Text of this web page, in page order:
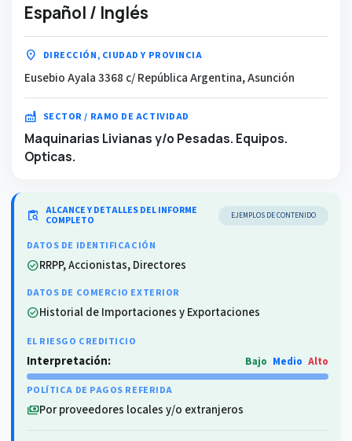
Español / Inglés
location_on DIRECCIÓN, CIUDAD Y PROVINCIA
Eusebio Ayala 3368 c/ República Argentina, Asunción
factory SECTOR / RAMO DE ACTIVIDAD
Maquinarias Livianas y/o Pesadas. Equipos.
Opticas.
content_paste_search ALCANCE Y DETALLES DEL INFORME
COMPLETO EJEMPLOS DE CONTENIDO
DATOS DE IDENTIFICACIÓN
check_circleRRPP, Accionistas, Directores
DATOS DE COMERCIO EXTERIOR
check_circleHistorial de Importaciones y Exportaciones
EL RIESGO CREDITICIO
Interpretación: Bajo Medio Alto
POLÍTICA DE PAGOS REFERIDA
paymentsPor proveedores locales y/o extranjeros